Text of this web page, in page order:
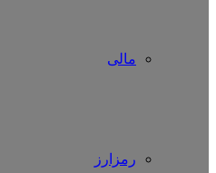
مالی
رمزارز